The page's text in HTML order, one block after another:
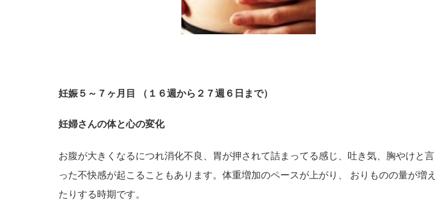
妊娠５～７ヶ月目 （１６週から２７週６日まで）
妊婦さんの体と心の変化
お腹が大きくなるにつれ消化不良、胃が押されて詰まってる感じ、吐き気、胸やけと言
った不快感が起こることもあります。体重増加のペースが上がり、 おりものの量が増え
たりする時期です。